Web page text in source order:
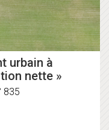
urbain à
nette »
835